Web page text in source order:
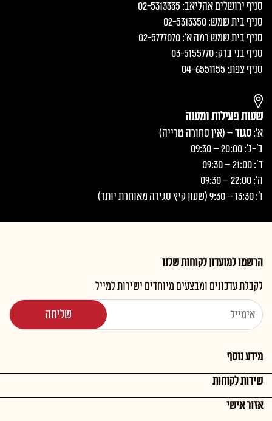
סניף ירושלים אהליאב: 02-5313335
סניף בית שמש: 02-5313350
סניף בית שמש רמה א׳: 02-5777070
סניף בני ברק: 03-5155770
סניף צפת: 04-6551155
שעות פעילות ומענה
א':סגור– (אין סחורה טרייה)
ב'-ג': 20:00 – 09:30
ד': 21:00 – 09:30
ה': 22:00 – 09:30
ו': 13:30 – 9:30 (שעון קיץ סגירה מאוחרת יותר)
הרשמו למועדון לקוחות שלנו
לקבלת עדכונים ומבצעים מיוחדים ישירות למייל
מידע נוסף
שירות לקוחות
אזור אישי